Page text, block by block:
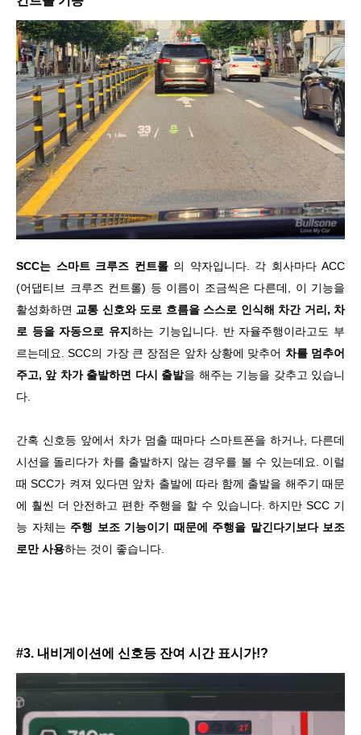
SCC는 스마트 크루즈 컨트롤의 약자입니다. 각 회사마다 ACC
(어댑티브 크루즈 컨트롤) 등 이름이 조금씩은 다른데, 이 기능을
활성화하면 교통 신호와 도로 흐름을 스스로 인식해 차간 거리, 차
로 등을 자동으로 유지하는 기능입니다. 반 자율주행이라고도 부
르는데요. SCC의 가장 큰 장점은 앞차 상황에 맞추어 차를 멈추어
주고, 앞 차가 출발하면 다시 출발을 해주는 기능을 갖추고 있습니
다.
간혹 신호등 앞에서 차가 멈출 때마다 스마트폰을 하거나, 다른데
시선을 돌리다가 차를 출발하지 않는 경우를 볼 수 있는데요. 이럴
때 SCC가 켜져 있다면 앞차 출발에 따라 함께 출발을 해주기 때문
에 훨씬 더 안전하고 편한 주행을 할 수 있습니다. 하지만 SCC 기
능 자체는 주행 보조 기능이기 때문에 주행을 맡긴다기보다 보조
로만 사용하는 것이 좋습니다.
#3. 내비게이션에 신호등 잔여 시간 표시가!?